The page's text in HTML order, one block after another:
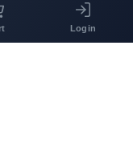
Login